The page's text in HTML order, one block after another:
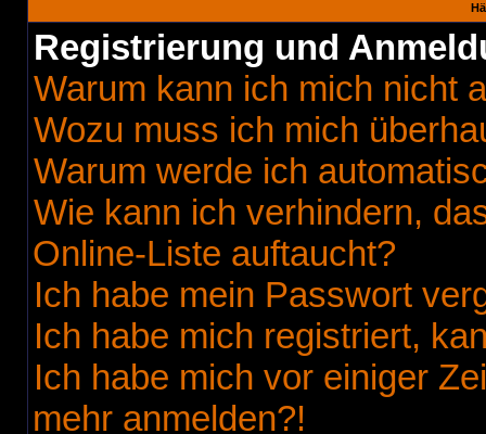
Registrierung und
Warum kann ich mich nicht
Wozu muss ich mich
Warum werde ich
Wie kann ich verhindern,
Online-Liste auftaucht?
Ich habe mein Passwort
Ich habe mich registriert,
Ich habe mich vor einiger
mehr anmelden?!